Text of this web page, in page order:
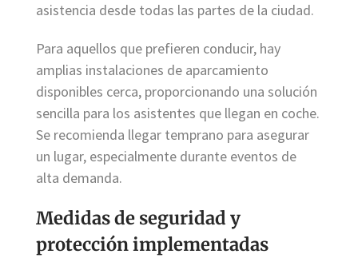
asistencia desde todas las partes de la ciudad.
Para aquellos que prefieren conducir, hay
amplias instalaciones de aparcamiento
disponibles cerca, proporcionando una solución
sencilla para los asistentes que llegan en coche.
Se recomienda llegar temprano para asegurar
un lugar, especialmente durante eventos de
alta demanda.
Medidas de seguridad y
protección implementadas